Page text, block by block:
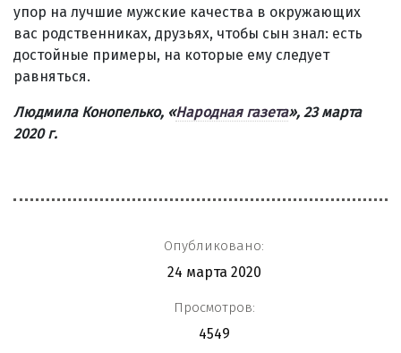
упор на лучшие мужские качества в окружающих
вас родственниках, друзьях, чтобы сын знал: есть
достойные примеры, на которые ему следует
равняться.
Людмила Конопелько, «Народная газета», 23 марта
2020 г.
Опубликовано:
24 марта 2020
Просмотров:
4549